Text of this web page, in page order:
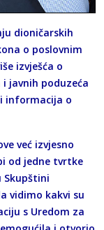
dioničarskih
o poslovnim
izvješća o
javnih poduzeća
informacija o
već izvjesno
od jedne tvrtke
Skupštini
vidimo kakvi su
s Uredom za